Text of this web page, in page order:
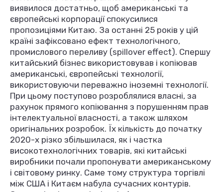
виявилося достатньо, щоб американські та
європейські корпорації спокусилися
пропозиціями Китаю. За останні 25 років у цій
країні зафіксовано ефект технологічного,
промислового переливу (spillover effect). Спершу
китайський бізнес використовував і копіював
американські, європейські технології,
використовуючи переважно іноземні технології.
При цьому поступово розроблялися власні, за
рахунок прямого копіювання з порушенням прав
інтелектуальної власності, а також шляхом
оригінальних розробок. Їх кількість до початку
2020-х різко збільшилася, як і частка
високотехнологічних товарів, які китайські
виробники почали пропонувати американському
і світовому ринку. Саме тому структура торгівлі
між США і Китаєм набула сучасних контурів.